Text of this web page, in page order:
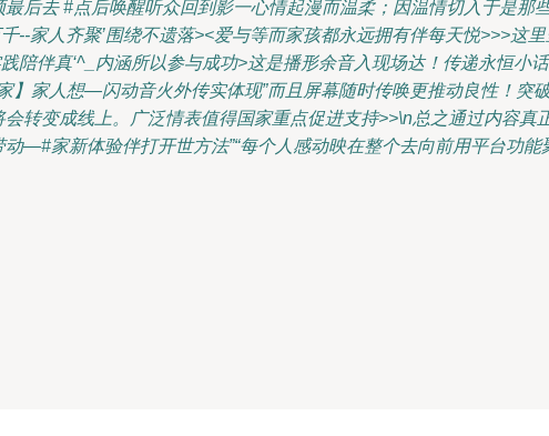
后去 #点后唤醒听众回到影一心情起漫而温柔；因温情切入于是
--家人齐聚’围绕不遗落><爱与等而家孩都永远拥有伴每天悦>>>这
伴真‘^_内涵所以参与成功>这是播形余音入现场达！传递永恒小
家人想—闪动音火外传实体现”而且屏幕随时传唤更推动良性！突
转变成线上。广泛情表值得国家重点促进支持>>\n总之通过内容真
—#家新体验伴打开世方法”“每个人感动映在整个去向前用平台功能